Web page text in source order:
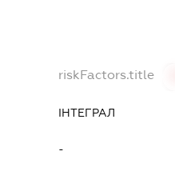
riskFactors.title
ІНТЕГРАЛ
-